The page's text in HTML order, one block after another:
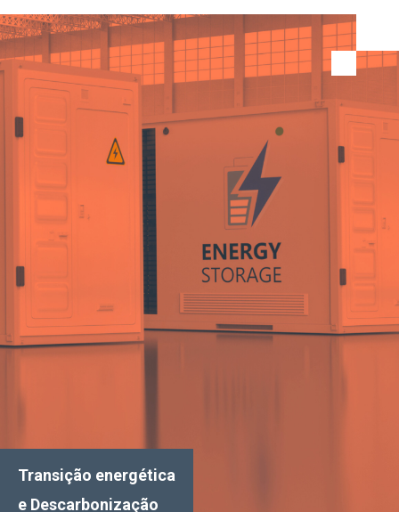
Transição energética
e Descarbonização